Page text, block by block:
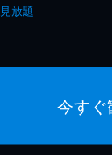
見放題
今す